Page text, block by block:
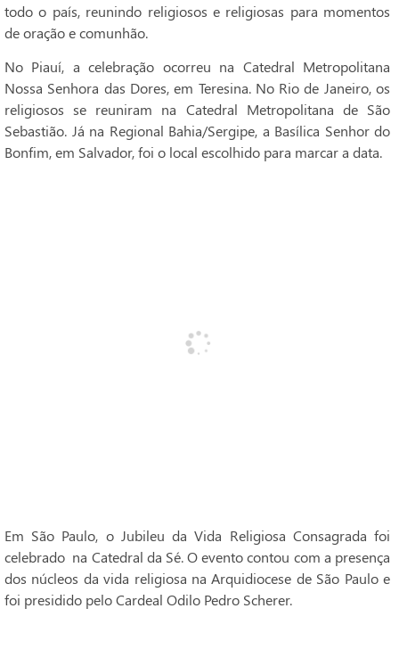
todo o país, reunindo religiosos e religiosas para momentos
de oração e comunhão.
No Piauí, a celebração ocorreu na Catedral Metropolitana
Nossa Senhora das Dores, em Teresina. No Rio de Janeiro, os
religiosos se reuniram na Catedral Metropolitana de São
Sebastião. Já na Regional Bahia/Sergipe, a Basílica Senhor do
Bonfim, em Salvador, foi o local escolhido para marcar a data.
Em São Paulo, o Jubileu da Vida Religiosa Consagrada foi
celebrado na Catedral da Sé. O evento contou com a presença
dos núcleos da vida religiosa na Arquidiocese de São Paulo e
foi presidido pelo Cardeal Odilo Pedro Scherer.